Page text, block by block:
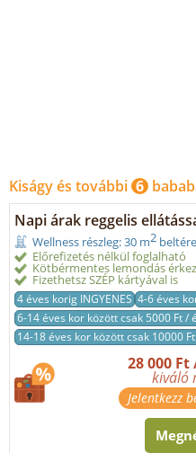
Kiságy és további 6
Napi árak reggelis
Wellness részleg: 30 m2
Előrefizetés nélkül foglalható
Kötbérmentes lemondás
Fizethetsz SZÉP kártyával is
4 éves korig INGYENES 4-6 éves
6-14 éves kor között csak 5000 Ft /
14-18 éves kor között csak 10000
28 000
kiváló
Jelentkezz